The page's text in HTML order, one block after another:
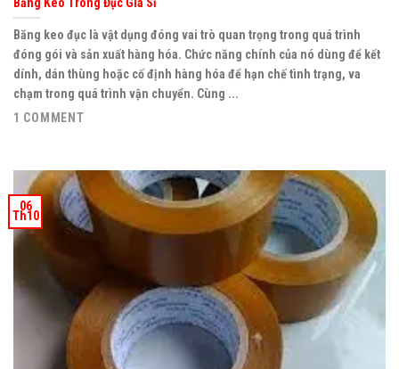
Băng keo đục là vật dụng đóng vai trò quan trọng trong quá trình
đóng gói và sản xuất hàng hóa. Chức năng chính của nó dùng để kết
dính, dán thùng hoặc cố định hàng hóa để hạn chế tình trạng, va
chạm trong quá trình vận chuyển. Cùng ...
1 COMMENT
06
Th10